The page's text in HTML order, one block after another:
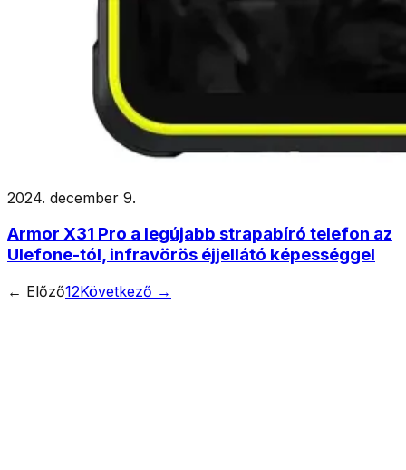
2024. december 9.
Armor X31 Pro a legújabb strapabíró telefon az
Ulefone-tól, infravörös éjjellátó képességgel
← Előző12Következő →